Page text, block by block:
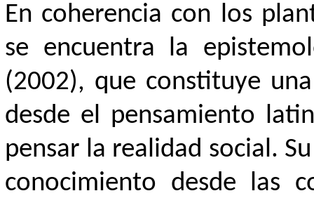
En coherencia con los
se encuentra la
(2002), que constituye
desde el pensamiento
pensar la realidad social.
conocimiento desde las